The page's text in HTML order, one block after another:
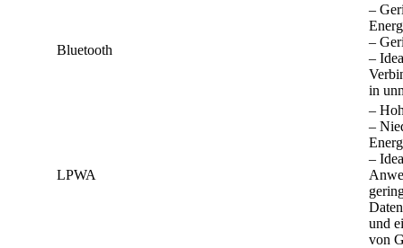
Bluetooth
–
–
–
in
LPWA
–
–
–
und
von